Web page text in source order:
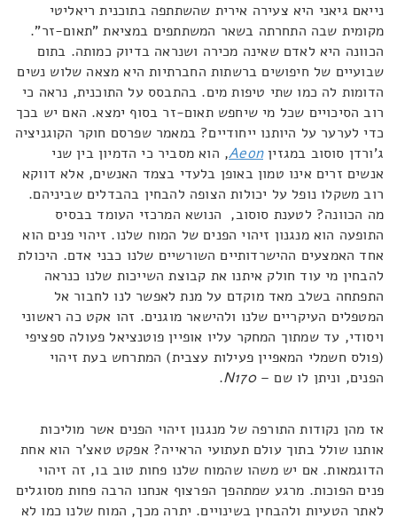
נייאם גיאני היא צעירה אירית שהשתתפה בתוכנית ריאליטי
מקומית שבה התחרתה בשאר המשתתפים במציאת "תאום-זר".
הכוונה היא לאדם שאינה מכירה ושנראה בדיוק כמותה. בתום
שבועיים של חיפושים ברשתות החברתיות היא מצאה שלוש נשים
הדומות לה כמו שתי טיפות מים. בהתבסס על התוכנית, נראה כי
רוב הסיכויים שכל מי שיחפש תאום-זר בסוף ימצא. האם יש בכך
כדי לערער על היותנו ייחודיים? במאמר שפרסם חוקר הקוגניציה
ג'ורדן סוסוב במגזיןAeon, הוא מסביר כי הדמיון בין שני
אנשים זרים אינו טמון באופן בלעדי בצמד האנשים, אלא דווקא
רוב משקלו נופל על יכולות הצופה להבחין בהבדלים שביניהם.
מה הכוונה? לטענת סוסוב, הנושא המרכזי העומד בבסיס
התופעה הוא מנגנון זיהוי הפנים של המוח שלנו. זיהוי פנים הוא
אחד האמצעים ההישרדותיים השורשיים שלנו כבני אדם. היכולת
להבחין מי עוד חולק איתנו את קבוצת השייכות שלנו כנראה
התפתחה בשלב מאד מוקדם על מנת לאפשר לנו לחבור אל
המטפלים העיקריים שלנו ולהישאר מוגנים. זהו אקט כה ראשוני
ויסודי, עד שמתוך המחקר עליו אופיין פוטנציאל פעולה ספציפי
(פולס חשמלי המאפיין פעילות עצבית) המתרחש בעת זיהוי
הפנים, וניתן לו שם –N170
.
אז מהן נקודות התורפה של מנגנון זיהוי הפנים אשר מוליכות
אותנו שולל בתוך עולם תעתועי הראייה? אפקט טאצ'ר הוא אחת
הדוגמאות. אם יש משהו שהמוח שלנו פחות טוב בו, זה זיהוי
פנים הפוכות. מרגע שמתהפך הפרצוף אנחנו הרבה פחות מסוגלים
לאתר הטעיות ולהבחין בשינויים. יתרה מכך, המוח שלנו כמו לא